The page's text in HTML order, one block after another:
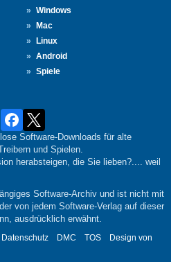
Windows
Mac
Linux
Android
Spiele
Software-Downloads für alte
und Spielen.
herabsteigen, die Sie lieben?.... weil
Software-Archiv und ist nicht mit
von jedem Software-Verlag auf dieser
ausdrücklich erwähnt.
Datenschutz DMC TOS
Design von